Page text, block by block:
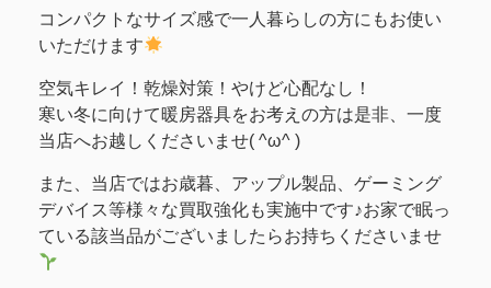
コンパクトなサイズ感で一人暮らしの方にもお使い
いただけます
空気キレイ！乾燥対策！やけど心配なし！
寒い冬に向けて暖房器具をお考えの方は是非、一度
当店へお越しくださいませ( ^ω^ )
また、当店ではお歳暮、アップル製品、ゲーミング
デバイス等様々な買取強化も実施中です♪お家で眠っ
ている該当品がございましたらお持ちくださいませ